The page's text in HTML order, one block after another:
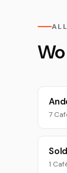
7
1